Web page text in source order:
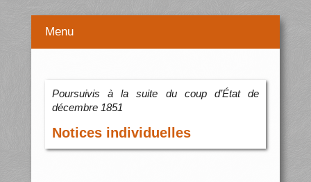
Menu
Poursuivis à la suite du coup d’État de
décembre 1851
Notices individuelles